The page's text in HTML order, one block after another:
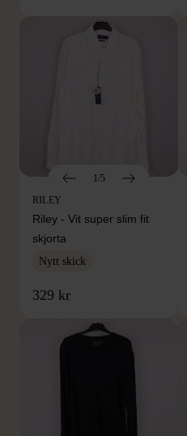
1/5
RILEY
Riley - Vit super slim fit
skjorta
Nytt skick
329 kr